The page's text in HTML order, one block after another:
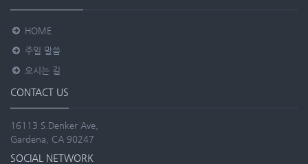
HOME
주일 말씀
오시는 길
CONTACT US
16113 S.Denker Ave,
Gardena, CA 90247
SOCIAL NETWORK